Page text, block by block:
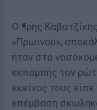
Ο ¶ρης
«Πρωινού»,
ήταν στο
εκπομπής τον
εκείνος τους
επέμβαση